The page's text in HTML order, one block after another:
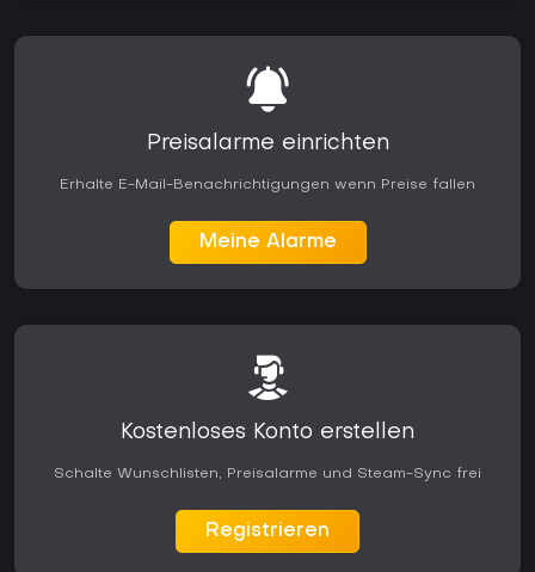
Preisalarme einrichten
Erhalte E-Mail-Benachrichtigungen wenn Preise fallen
Meine Alarme
Kostenloses Konto erstellen
Schalte Wunschlisten, Preisalarme und Steam-Sync frei
Registrieren